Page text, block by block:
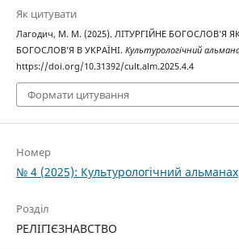
Як цитувати
Лагодич, М. М. (2025). ЛІТУРГІЙНЕ БОГОСЛОВ’Я
БОГОСЛОВ’Я В УКРАЇНІ. Культурологічний
https://doi.org/10.31392/cult.alm.2025.4.4
Формати цитування
Номер
№ 4 (2025): Культурологічний альманах
Розділ
РЕЛІГІЄЗНАВСТВО